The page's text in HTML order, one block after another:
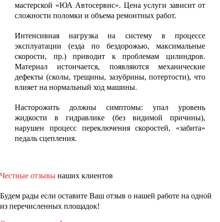
мастерской «ЮА Автосервис». Цена услуги зависит от
сложности поломки и объема ремонтных работ.
Интенсивная нагрузка на систему в процессе
эксплуатации (езда по бездорожью, максимальные
скорости, пр.) приводит к проблемам цилиндров.
Материал истончается, появляются механические
дефекты (сколы, трещины, зазубрины, потертости), что
влияет на нормальный ход машины.
Насторожить должны симптомы: упал уровень
жидкости в гидравлике (без видимой причины),
нарушен процесс переключения скоростей, «забита»
педаль сцепления.
Честные отзывы наших клиентов
Будем рады если оставите Ваш отзыв о нашей работе на одной
из перечисленных площадок!